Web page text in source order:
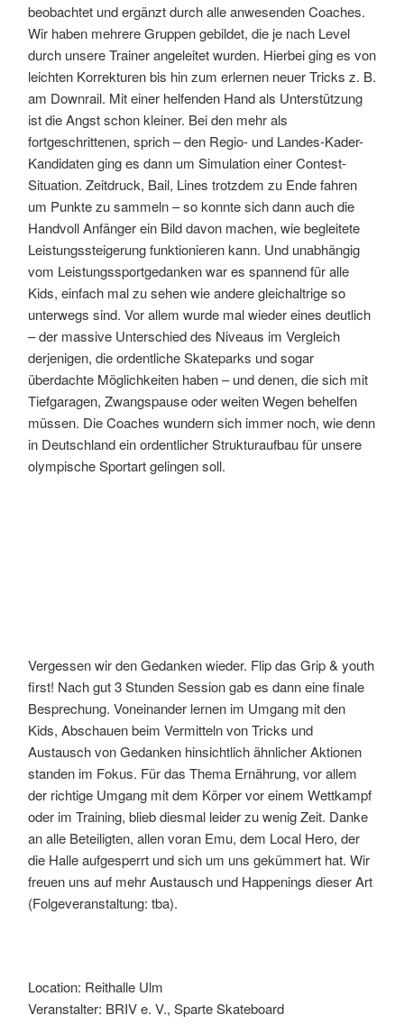
beobachtet und ergänzt durch alle anwesenden Coaches.
Wir haben mehrere Gruppen gebildet, die je nach Level
durch unsere Trainer angeleitet wurden. Hierbei ging es von
leichten Korrekturen bis hin zum erlernen neuer Tricks z. B.
am Downrail. Mit einer helfenden Hand als Unterstützung
ist die Angst schon kleiner. Bei den mehr als
fortgeschrittenen, sprich – den Regio- und Landes-Kader-
Kandidaten ging es dann um Simulation einer Contest-
Situation. Zeitdruck, Bail, Lines trotzdem zu Ende fahren
um Punkte zu sammeln – so konnte sich dann auch die
Handvoll Anfänger ein Bild davon machen, wie begleitete
Leistungssteigerung funktionieren kann. Und unabhängig
vom Leistungssportgedanken war es spannend für alle
Kids, einfach mal zu sehen wie andere gleichaltrige so
unterwegs sind. Vor allem wurde mal wieder eines deutlich
– der massive Unterschied des Niveaus im Vergleich
derjenigen, die ordentliche Skateparks und sogar
überdachte Möglichkeiten haben – und denen, die sich mit
Tiefgaragen, Zwangspause oder weiten Wegen behelfen
müssen. Die Coaches wundern sich immer noch, wie denn
in Deutschland ein ordentlicher Strukturaufbau für unsere
olympische Sportart gelingen soll.
Vergessen wir den Gedanken wieder. Flip das Grip & youth
first! Nach gut 3 Stunden Session gab es dann eine finale
Besprechung. Voneinander lernen im Umgang mit den
Kids, Abschauen beim Vermitteln von Tricks und
Austausch von Gedanken hinsichtlich ähnlicher Aktionen
standen im Fokus. Für das Thema Ernährung, vor allem
der richtige Umgang mit dem Körper vor einem Wettkampf
oder im Training, blieb diesmal leider zu wenig Zeit. Danke
an alle Beteiligten, allen voran Emu, dem Local Hero, der
die Halle aufgesperrt und sich um uns gekümmert hat. Wir
freuen uns auf mehr Austausch und Happenings dieser Art
(Folgeveranstaltung: tba).
Location: Reithalle Ulm
Veranstalter: BRIV e. V., Sparte Skateboard